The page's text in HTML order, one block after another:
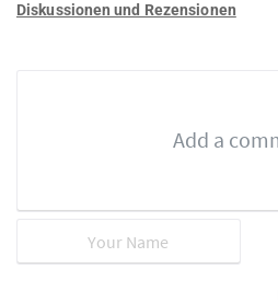
Diskussionen und Rezensionen